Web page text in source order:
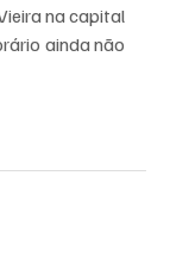
na capital
ainda não